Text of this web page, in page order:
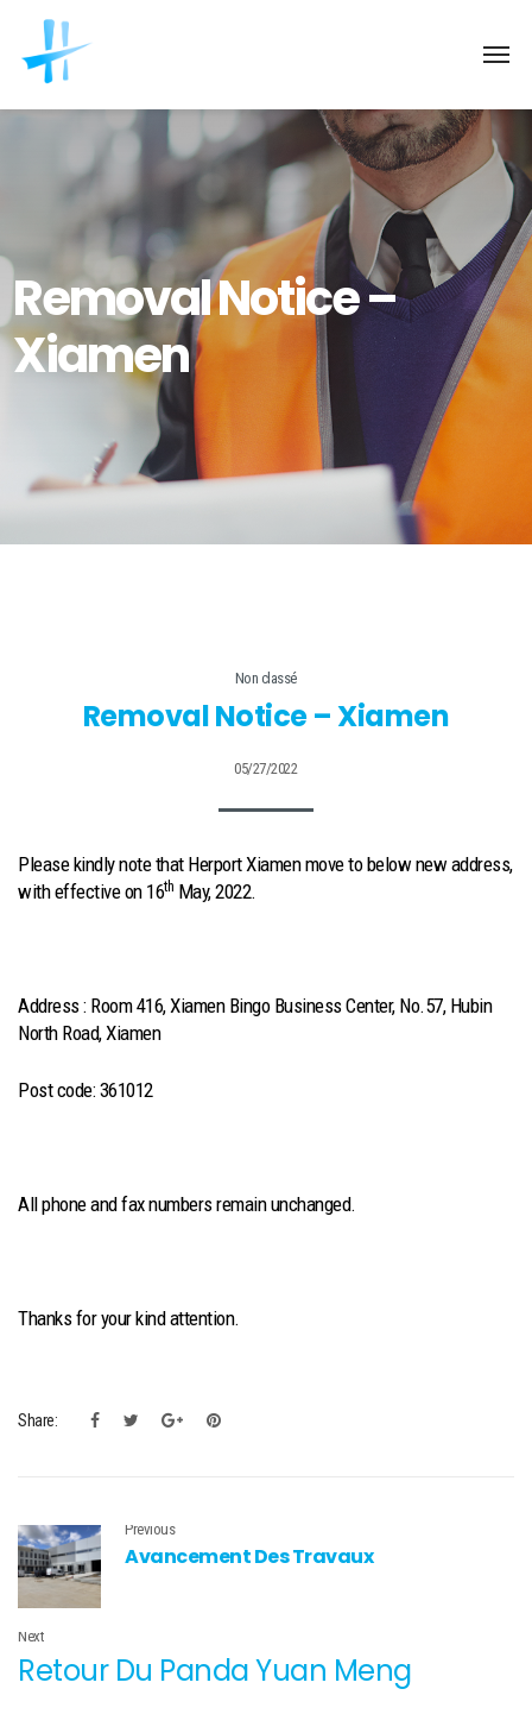
Removal Notice –
Xiamen
Non classé
Removal Notice – Xiamen
05/27/2022
Please kindly note that Herport Xiamen move to below new address,
with effective on 16th May, 2022.
Address : Room 416, Xiamen Bingo Business Center, No.57, Hubin
North Road, Xiamen
Post code: 361012
All phone and fax numbers remain unchanged.
Thanks for your kind attention.
Share:
Previous
Avancement Des Travaux
Next
Retour Du Panda Yuan Meng